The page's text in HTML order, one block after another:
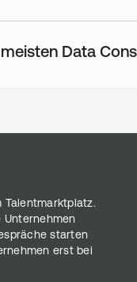
Data
Unternehmen
starten
erst bei